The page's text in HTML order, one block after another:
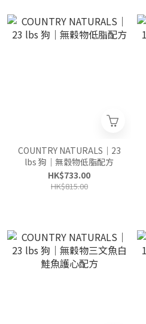
COUNTRY NATURALS｜23
lbs 狗｜無穀物低脂配方
HK$733.00
HK$815.00